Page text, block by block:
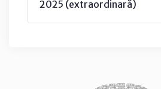
2025 (extraordinară)